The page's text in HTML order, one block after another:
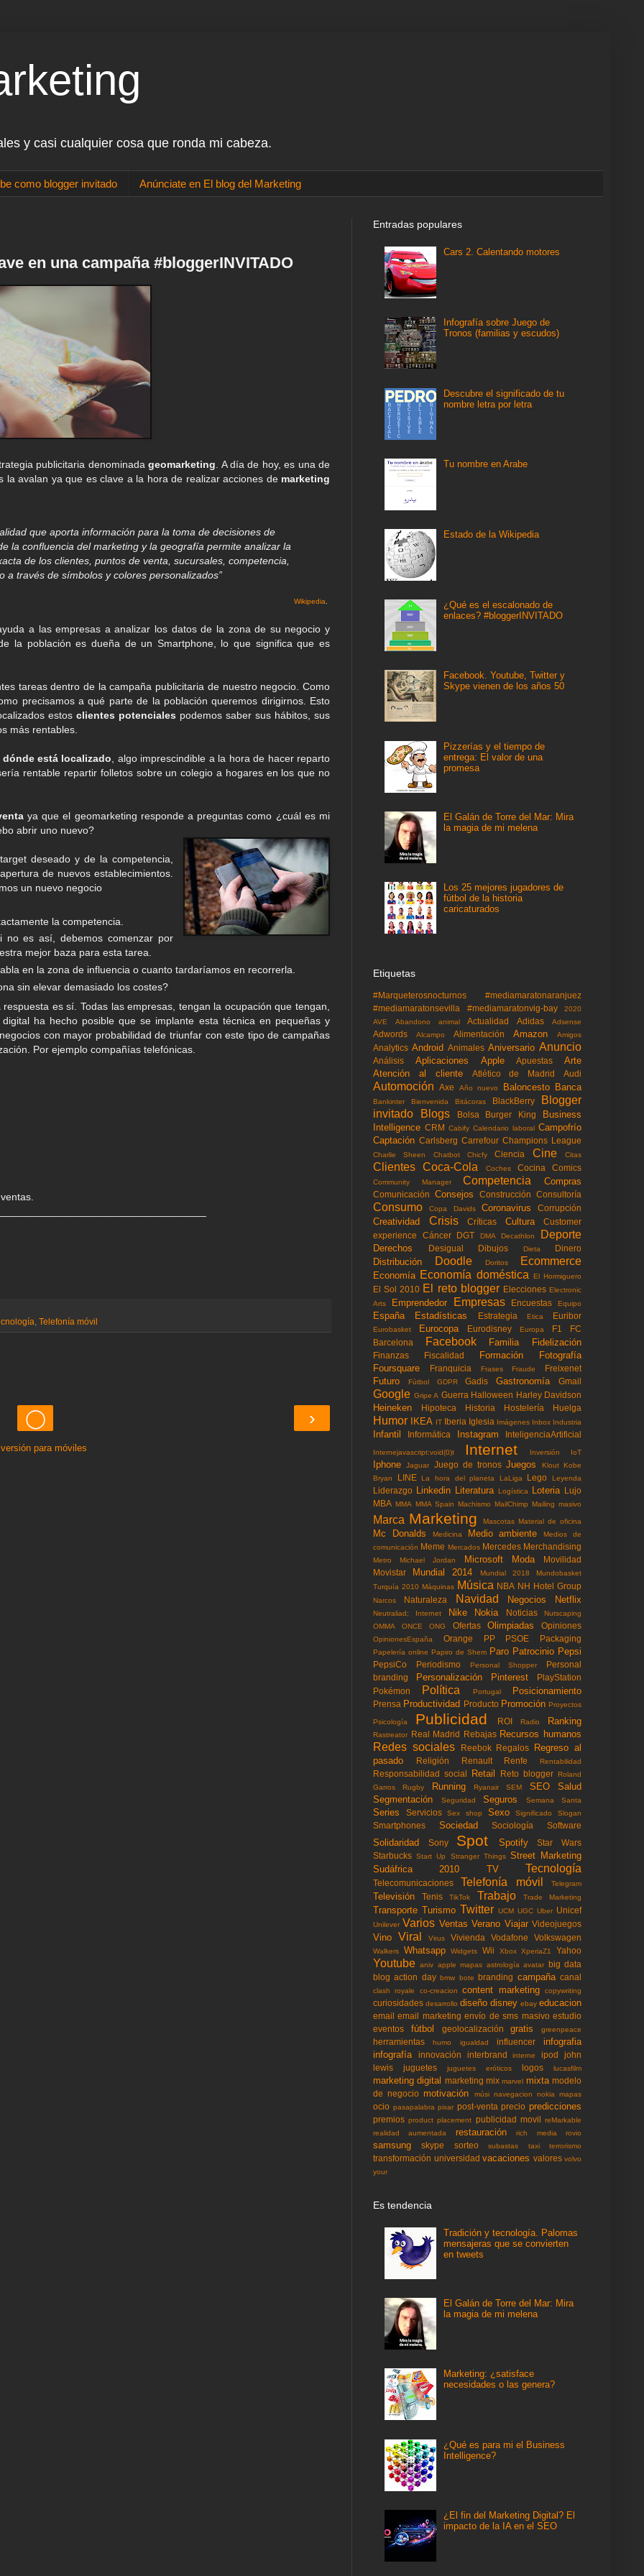
y casi cualquier cosa que ronda mi cabeza.
como blogger invitado Anúnciate en El blog del Marketing
en una campaña #bloggerINVITADO
publicitaria denominadageomarketing . A día de hoy, es una de
avalan ya que es clave a la hora de realizar acciones de marketing
que aporta información para la toma de decisiones de
la confluencia del marketing y la geografía permite analizar la
de los clientes, puntos de venta, sucursales, competencia,
a través de símbolos y colores personalizados”
Wikipedia
a las empresas a analizar los datos de la zona de su negocio y
la población es dueña de un Smartphone, lo que significa que es
tareas dentro de la campaña publicitaria de nuestro negocio. Como
precisamos a qué parte de la población queremos dirigirnos. Esto
estos clientes potenciales podemos saber sus hábitos, sus
más rentables.
está localizado , algo imprescindible a la hora de hacer reparto
rentable repartir folletos sobre un colegio a hogares en los que no
ya que el geomarketing responde a preguntas como ¿cuál es mi
abrir uno nuevo?
deseado y de la competencia,
de nuevos establecimientos.
un nuevo negocio
la competencia.
no es así, debemos comenzar por
mejor baza para esta tarea.
en la zona de influencia o cuanto tardaríamos en recorrerla.
sin elevar demasiado los costes?
es sí. Todas las empresas, tengan la ocupación que tengan,
ha hecho posible que se implante esta técnica en pequeñas y
con mayor probabilidad de triunfar con este tipo de campañas
Por ejemplo compañías telefónicas.
Telefonía móvil
›
◯
para móviles
Entradas populares
Cars 2. Calentando motores
Infografía sobre Juego de
Tronos (familias y escudos)
Descubre el significado de tu
nombre letra por letra
Tu nombre en Arabe
Estado de la Wikipedia
¿Qué es el escalonado de
enlaces? #bloggerINVITADO
Facebook. Youtube, Twitter y
Skype vienen de los años 50
Pizzerías y el tiempo de
entrega: El valor de una
promesa
El Galán de Torre del Mar: Mira
la magia de mi melena
Los 25 mejores jugadores de
fútbol de la historia
caricaturados
Etiquetas
#Marqueterosnocturnos
#mediamaratonaranjuez
#mediamaratonsevilla
#mediamaratonvig-bay
2020
AVE
Abandono animal Actualidad Adidas Adsense
Adwords Alcampo Alimentación Amazon Amigos
Analytics Android Animales Aniversario Anuncio
Análisis Aplicaciones Apple Apuestas
Arte
Atención al cliente
Atlético de Madrid Audi
Automoción Axe Año nuevo Baloncesto Banca
Bankinter Bienvenida Bitácoras BlackBerry
Blogger
invitado
Blogs Bolsa Burger King
Business
Intelligence CRM Cabify Calendario laboral Campofrío
Captación Carlsberg Carrefour Champions League
Charlie Sheen Chatbot Chicfy Ciencia Cine Citas
Clientes Coca-Cola Coches Cocina Comics
Community Manager Competencia Compras
Comunicación Consejos Construcción Consultoría
Consumo Copa Davids Coronavirus Corrupción
Creatividad Crisis Críticas Cultura
Customer
experience
Cáncer DGT DMA Decathlon Deporte
Derechos Desigual Dibujos Dieta Dinero
Distribución Doodle Doritos Ecommerce
Economía Economía doméstica El Hormiguero
El Sol 2010 El reto blogger Elecciones Electronic
Arts
Emprendedor Empresas Encuestas Equipo
España Estadísticas Estrategia Etica Euribor
Eurobasket Eurocopa Eurodisney Europa F1
FC
Barcelona
Facebook Familia Fidelización
Finanzas Fiscalidad Formación
Fotografía
Foursquare
Franquicia Frases Fraude Freixenet
Futuro Fùtbol GDPR Gadis Gastronomía Gmail
Google Gripe A Guerra Halloween Harley Davidson
Heineken Hipoteca Historia Hostelería Huelga
Humor IKEA IT Iberia Iglesia Imágenes Inbox Industria
Infantil Informática Instagram InteligenciaArtificial
Internejavascript:void(0)t Internet Inversión IoT
Iphone Jaguar Juego de tronos Juegos Klout Kobe
Bryan
LINE La hora del planeta LaLiga Lego Leyenda
Liderazgo Linkedin Literatura Logística Loteria Lujo
MBA MMA MMA Spain Machismo MailChimp Mailing masivo
Marca Marketing Mascotas Material de oficina
Mc Donalds Medicina Medio ambiente
Medios de
comunicación Meme Mercados Mercedes Merchandising
Metro Michael Jordan Microsoft Moda
Movilidad
Movistar
Mundial 2014 Mundial 2018
Mundobasket
Turquía 2010 Máquinas Música NBA NH Hotel Group
Narcos Naturaleza Navidad Negocios Netflix
Neutraliad; Internet Nike Nokia Noticias
Nutscaping
OMMA
ONCE ONG Ofertas Olimpiadas Opiniones
OpinionesEspaña Orange PP PSOE Packaging
Papelería online Papiro de Shem Paro Patrocinio Pepsi
PepsiCo Periodismo Personal Shopper
Personal
branding
Personalización Pinterest
PlayStation
Pokémon
Política Portugal Posicionamiento
Prensa Productividad Producto Promoción Proyectos
Psicología Publicidad ROI Radio Ranking
Rastreator Real Madrid Rebajas Recursos humanos
Redes sociales Reebok Regalos
Regreso al
pasado
Religión Renault Renfe Rentabilidad
Responsabilidad social Retail Reto blogger Roland
Garros
Rugby Running Ryanair SEM SEO
Salud
Segmentación
Seguridad Seguros Semana Santa
Series Servicios Sex shop Sexo Significado Slogan
Smartphones Sociedad Sociología Software
Solidaridad Sony Spot Spotify
Star Wars
Starbucks Start Up Stranger Things Street Marketing
Sudáfrica 2010
TV Tecnología
Telecomunicaciones Telefonía móvil Telegram
Televisión Tenis TikTok Trabajo Trade Marketing
Transporte Turismo Twitter UCM UGC Uber Unicef
Unilever Varios Ventas Verano Viajar Videojuegos
Vino Viral Virus Vivienda Vodafone Volkswagen
Walkers Whatsapp Widgets Wii Xbox XperiaZ1 Yahoo
Youtube aniv apple mapas astrología avatar big data
blog action day bmw bote branding campaña canal
clash royale co-creacion content marketing copywriting
curiosidades desarrollo diseño disney ebay educacion
email email marketing envío de sms masivo estudio
eventos
fútbol geolocalización gratis greenpeace
herramientas humo igualdad influencer
infografia
infografía
innovación interbrand interne ipod
john
lewis
juguetes juguetes eróticos logos lucasfilm
marketing digital marketing mix marvel mixta modelo
de negocio motivación músi navegacion nokia mapas
ocio pasapalabra pixar post-venta precio predicciones
premios product placement publicidad movil reMarkable
realidad aumentada
restauración rich media rovio
samsung skype sorteo subastas taxi terrorismo
transformación universidad vacaciones valores volvo
your
Es tendencia
Tradición y tecnología. Palomas
mensajeras que se convierten
en tweets
El Galán de Torre del Mar: Mira
la magia de mi melena
Marketing: ¿satisface
necesidades o las genera?
¿Qué es para mi el Business
Intelligence?
¿El fin del Marketing Digital? El
impacto de la IA en el SEO